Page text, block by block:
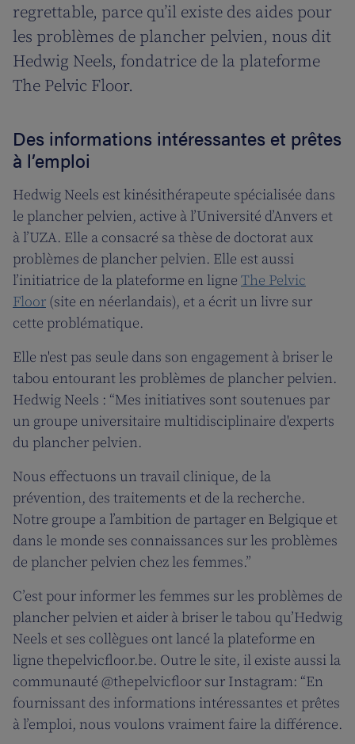
regrettable, parce qu’il existe des aides pour
les problèmes de plancher pelvien, nous dit
Hedwig Neels, fondatrice de la plateforme
The Pelvic Floor.
Des informations intéressantes et prêtes
à l’emploi
Hedwig Neels est kinésithérapeute spécialisée dans
le plancher pelvien, active à l’Université d’Anvers et
à l’UZA. Elle a consacré sa thèse de doctorat aux
problèmes de plancher pelvien. Elle est aussi
l’initiatrice de la plateforme en ligne The Pelvic
Floor (site en néerlandais), et a écrit un livre sur
cette problématique.
Elle n'est pas seule dans son engagement à briser le
tabou entourant les problèmes de plancher pelvien.
Hedwig Neels : “Mes initiatives sont soutenues par
un groupe universitaire multidisciplinaire d'experts
du plancher pelvien.
Nous effectuons un travail clinique, de la
prévention, des traitements et de la recherche.
Notre groupe a l’ambition de partager en Belgique et
dans le monde ses connaissances sur les problèmes
de plancher pelvien chez les femmes.”
C’est pour informer les femmes sur les problèmes de
plancher pelvien et aider à briser le tabou qu’Hedwig
Neels et ses collègues ont lancé la plateforme en
ligne thepelvicfloor.be. Outre le site, il existe aussi la
communauté @thepelvicfloor sur Instagram: “En
fournissant des informations intéressantes et prêtes
à l’emploi, nous voulons vraiment faire la différence.